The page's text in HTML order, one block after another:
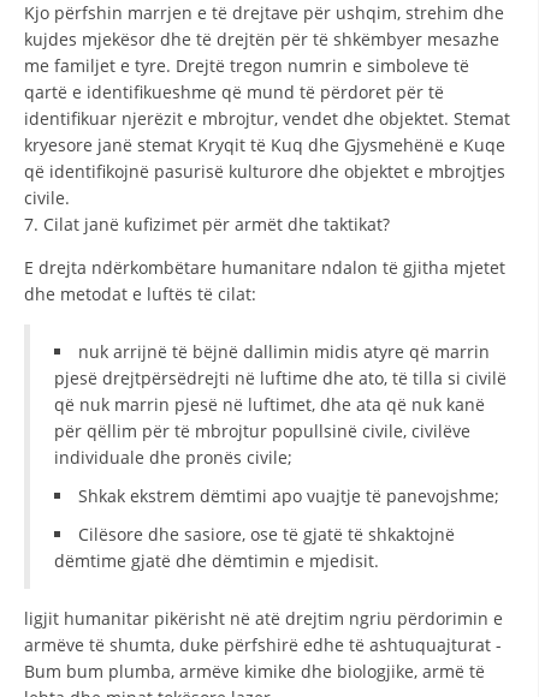
Kjo përfshin marrjen e të drejtave për ushqim, strehim dhe
kujdes mjekësor dhe të drejtën për të shkëmbyer mesazhe
me familjet e tyre. Drejtë tregon numrin e simboleve të
qartë e identifikueshme që mund të përdoret për të
identifikuar njerëzit e mbrojtur, vendet dhe objektet. Stemat
kryesore janë stemat Kryqit të Kuq dhe Gjysmehënë e Kuqe
që identifikojnë pasurisë kulturore dhe objektet e mbrojtjes
civile.
7. Cilat janë kufizimet për armët dhe taktikat?
E drejta ndërkombëtare humanitare ndalon të gjitha mjetet
dhe metodat e luftës të cilat:
nuk arrijnë të bëjnë dallimin midis atyre që marrin
pjesë drejtpërsëdrejti në luftime dhe ato, të tilla si civilë
që nuk marrin pjesë në luftimet, dhe ata që nuk kanë
për qëllim për të mbrojtur popullsinë civile, civilëve
individuale dhe pronës civile;
Shkak ekstrem dëmtimi apo vuajtje të panevojshme;
Cilësore dhe sasiore, ose të gjatë të shkaktojnë
dëmtime gjatë dhe dëmtimin e mjedisit.
ligjit humanitar pikërisht në atë drejtim ngriu përdorimin e
armëve të shumta, duke përfshirë edhe të ashtuquajturat -
Bum bum plumba, armëve kimike dhe biologjike, armë të